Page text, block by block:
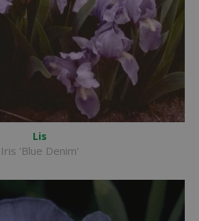
Lis
Iris 'Blue Denim'